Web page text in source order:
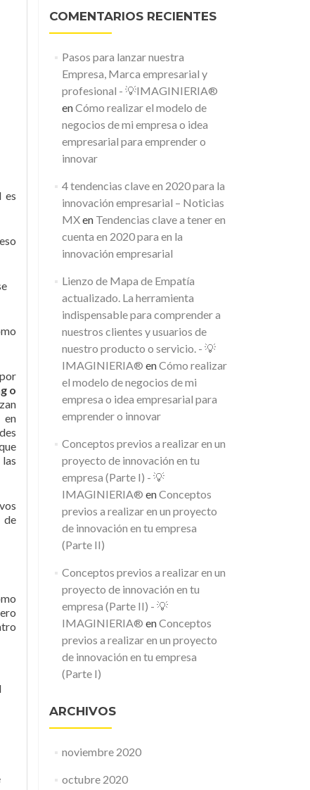
es
o
en
de
COMENTARIOS RECIENTES
Pasos para lanzar nuestra
Empresa, Marca empresarial y
profesional - 💡IMAGINIERIA®
enCómo realizar el modelo de
negocios de mi empresa o idea
empresarial para emprender o
innovar
4 tendencias clave en 2020 para la
innovación empresarial – Noticias
MXen Tendencias clave a tener en
cuenta en 2020 para en la
innovación empresarial
Lienzo de Mapa de Empatía
actualizado. La herramienta
indispensable para comprender a
nuestros clientes y usuarios de
nuestro producto o servicio. - 💡
IMAGINIERIA® enCómo realizar
el modelo de negocios de mi
empresa o idea empresarial para
emprender o innovar
Conceptos previos a realizar en un
proyecto de innovación en tu
empresa (Parte I) - 💡
IMAGINIERIA® enConceptos
previos a realizar en un proyecto
de innovación en tu empresa
(Parte II)
Conceptos previos a realizar en un
proyecto de innovación en tu
empresa (Parte II) - 💡
IMAGINIERIA® enConceptos
previos a realizar en un proyecto
de innovación en tu empresa
(Parte I)
ARCHIVOS
noviembre 2020
octubre 2020